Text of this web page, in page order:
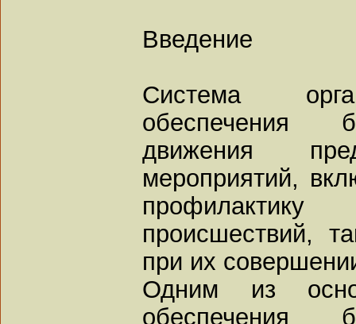
Введение
Система
обеспечения
движения
мероприятий,
профилактику
происшествий,
при их
Одним из
обеспечения